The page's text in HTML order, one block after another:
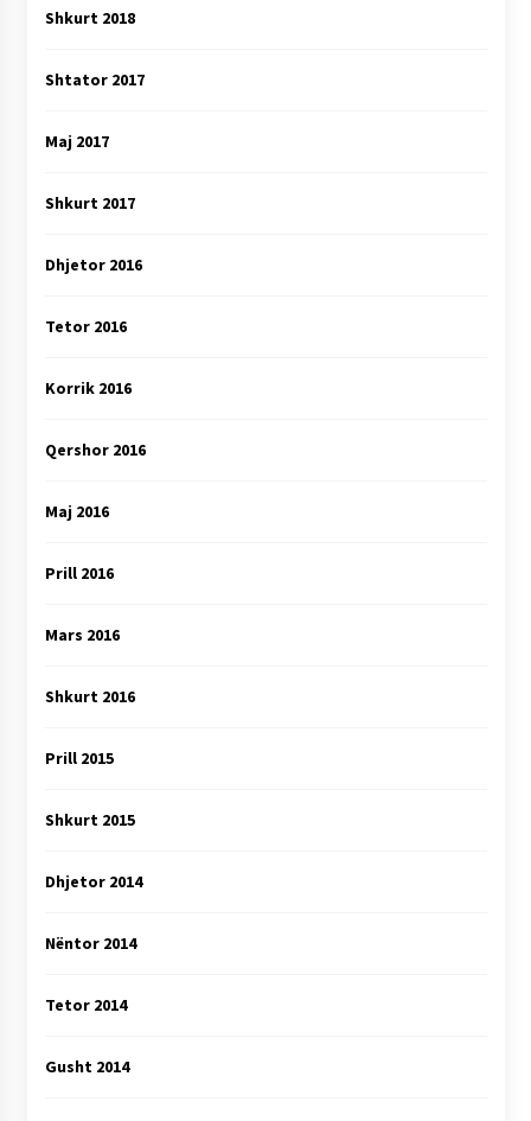
Shkurt 2018
Shtator 2017
Maj 2017
Shkurt 2017
Dhjetor 2016
Tetor 2016
Korrik 2016
Qershor 2016
Maj 2016
Prill 2016
Mars 2016
Shkurt 2016
Prill 2015
Shkurt 2015
Dhjetor 2014
Nëntor 2014
Tetor 2014
Gusht 2014